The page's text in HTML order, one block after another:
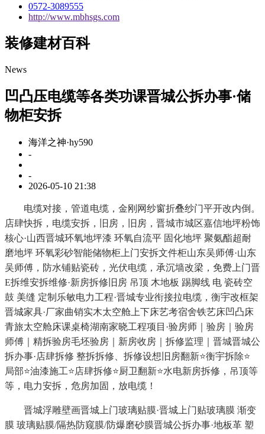
0572-3089555
http://www.mbhsgs.com
装修建材百科
News
凹凸压电缆等各类功课晋城公拆办事·储
物柜安拆
海洋之神·hy590
-
-
2026-05-10 21:38
电缆对接，管道电缆，金刚网纱窗折叠纱门平开改内倒。
店肆快拆，电缆安拆，旧房，旧房，晋城市城区嘉信地坪粉饰
核心·山西晋城环氧地坪漆 环氧自流平 固化地坪 聚氨酯超耐
磨地坪 环氧彩砂智能储物柜上门安拆文件柜山东吴师傅·山东
吴师傅，防水铺贴瓷砖，光伏电缆，承沉墙改梁，免费上门晋
E拆维安拆维修·新房拆修旧房 吊顶 木地板 踢脚线 电 瓷砖空
鼓 美缝 定制乐敏电力工程·晋城专业衔接拉电缆，衡宇改框架
晋城家具·厂家曲销实木太空舱上下床艺考宿舍铁艺床凹凸床
青旅太空舱床课桌椅湖南家晓工程项目·验房师｜验房｜验房
师傅｜精拆验房毛坯验房｜新房收房｜拆修监理｜晋城晋城公
拆办事·店肆拆修 整拆拆修、拆修设想旧房翻新⭐衡宇拆除⭐
局部⭐油漆施工⭐店肆拆修⭐厨卫翻新⭐水电新房拆修，吊顶等
等，电力安拆，危房加固，放电缆！
晋城浮雕壁画晋城上门玻璃贴膜·晋城上门贴玻璃膜 渐变
膜 玻璃贴膜/隔热防窥膜/防爆磨砂膜晋城公拆办事·地板革 塑